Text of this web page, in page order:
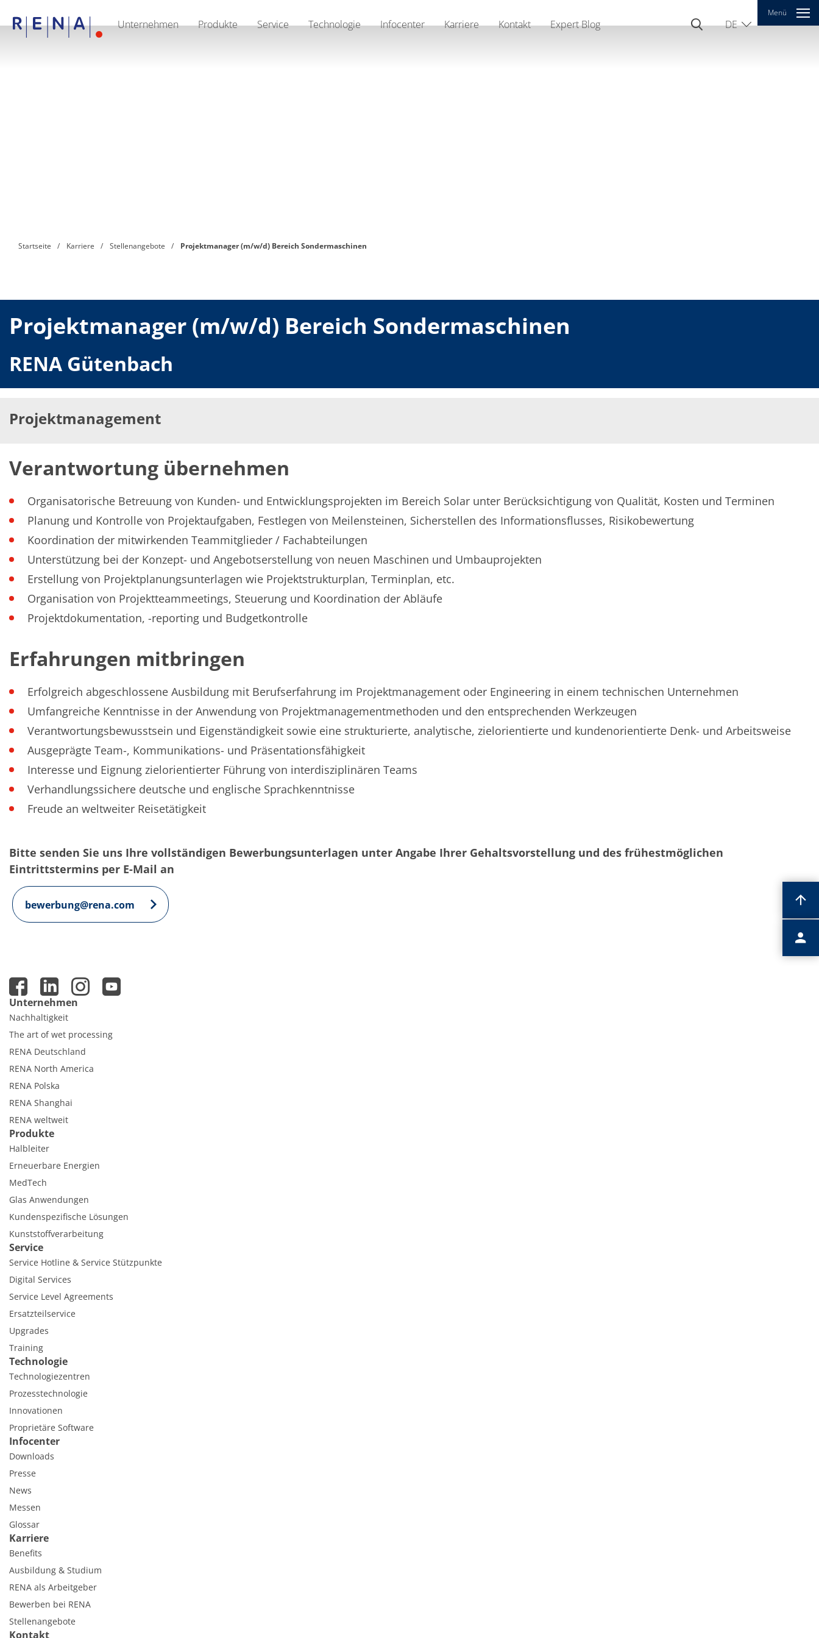
Unternehmen Produkte Service Technologie Infocenter Karriere Kontakt Expert Blog DE
Menü
Wafer-Trocknung
Chemische Abgabesysteme
Solarzelle Batch
MedTech
Medizinische Komponenten
Glas Anwendungen
Through glass vias (TGV)
Laser & Ätzen
Rolle zu Rolle
Kunststoffverarbeitung
Digital Services
Service Level Agreements
Upgrades
Training
Technologie
Technologiezentren
Prozesstechnologie
TruEtch - Metallätzung
Fluidjet - Metall-Abhebung
SiEtch – KOH-Ätzen
Texturierung
Innovationen
Proprietäre Software
FlowLogX - Smart Connectivity Platform
Downloads
News
Messen
Glossar
Ätzen
DI Wasser
Fab
Footprint
SECS/GEM
Karriere
Benefits
Ausbildung & Studium
RENA_Benefits
Ausbildung
Studium
Praktikum
Kontakt
Kontaktformular Lieferant
Kontaktformular
Kontaktformular Service
Kontakt Customer Service
Expert Blog
Startseite Karriere Stellenangebote Projektmanager (m/w/d) Bereich Sondermaschinen
Projektmanager (m/w/d) Bereich Sondermaschinen
RENA Gütenbach
Projektmanagement
Verantwortung übernehmen
Organisatorische Betreuung von Kunden- und Entwicklungsprojekten im Bereich Solar unter Berücksichtigung von Qualität, Kosten und Terminen
Planung und Kontrolle von Projektaufgaben, Festlegen von Meilensteinen, Sicherstellen des Informationsflusses, Risikobewertung
Koordination der mitwirkenden Teammitglieder / Fachabteilungen
Unterstützung bei der Konzept- und Angebotserstellung von neuen Maschinen und Umbauprojekten
Erstellung von Projektplanungsunterlagen wie Projektstrukturplan, Terminplan, etc.
Organisation von Projektteammeetings, Steuerung und Koordination der Abläufe
Projektdokumentation, -reporting und Budgetkontrolle
Erfahrungen mitbringen
Erfolgreich abgeschlossene Ausbildung mit Berufserfahrung im Projektmanagement oder Engineering in einem technischen Unternehmen
Umfangreiche Kenntnisse in der Anwendung von Projektmanagementmethoden und den entsprechenden Werkzeugen
Verantwortungsbewusstsein und Eigenständigkeit sowie eine strukturierte, analytische, zielorientierte und kundenorientierte Denk- und Arbeitsweise
Ausgeprägte Team-, Kommunikations- und Präsentationsfähigkeit
Interesse und Eignung zielorientierter Führung von interdisziplinären Teams
Verhandlungssichere deutsche und englische Sprachkenntnisse
Freude an weltweiter Reisetätigkeit
Bitte senden Sie uns Ihre vollständigen Bewerbungsunterlagen unter Angabe Ihrer Gehaltsvorstellung und des frühestmöglichen
Eintrittstermins per E-Mail an
bewerbung@rena.com
Unternehmen
Nachhaltigkeit
The art of wet processing
RENA Deutschland
RENA North America
RENA Polska
RENA Shanghai
RENA weltweit
Produkte
Halbleiter
Erneuerbare Energien
MedTech
Glas Anwendungen
Kundenspezifische Lösungen
Kunststoffverarbeitung
Service
Service Hotline & Service Stützpunkte
Digital Services
Service Level Agreements
Ersatzteilservice
Upgrades
Training
Technologie
Technologiezentren
Prozesstechnologie
Innovationen
Proprietäre Software
Infocenter
Downloads
Presse
News
Messen
Glossar
Karriere
Benefits
Ausbildung & Studium
RENA als Arbeitgeber
Bewerben bei RENA
Stellenangebote
Kontakt